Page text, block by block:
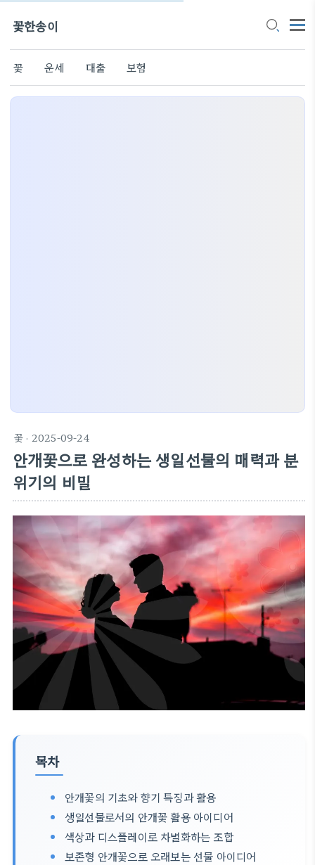
꽃한송이
꽃 운세 대출 보험
꽃 · 2025-09-24
안개꽃으로 완성하는 생일선물의 매력과 분
위기의 비밀
목차
안개꽃의 기초와 향기 특징과 활용
생일선물로서의 안개꽃 활용 아이디어
색상과 디스플레이로 차별화하는 조합
보존형 안개꽃으로 오래보는 선물 아이디어